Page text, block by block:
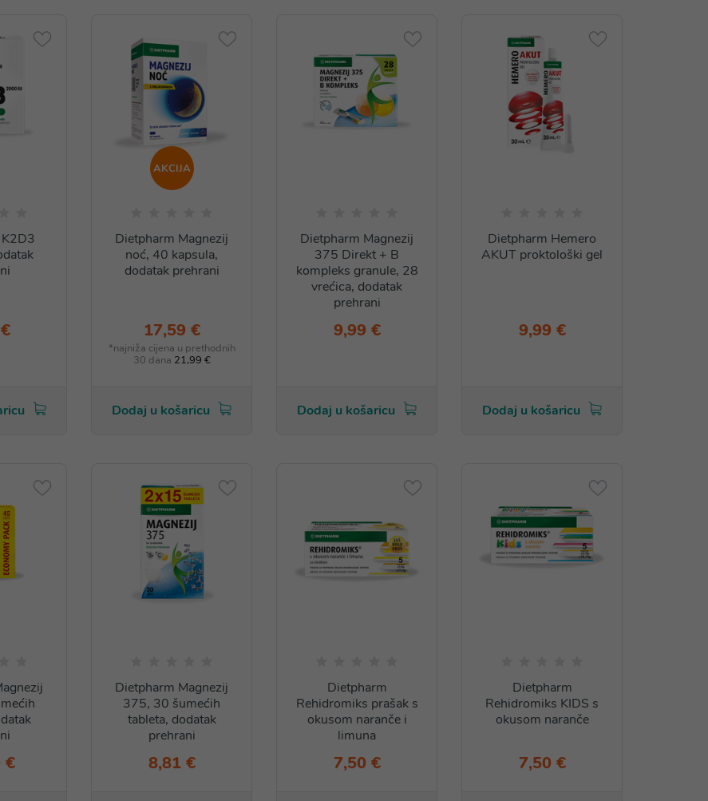
AKCIJA
Dietpharm Magnezij
noć, 40 kapsula,
dodatak prehrani
17,59 €
*najniža cijena u prethodnih
30 dana 21,99 €
Dodaj u košaricu
Dietpharm Magnezij
375 Direkt + B
kompleks granule, 28
vrećica, dodatak
prehrani
9,99 €
Dodaj u košaricu
Dietpharm Hemero
AKUT proktološki gel
9,99 €
Dodaj u košaricu
€
Dietpharm Magnezij
375, 30 šumećih
tableta, dodatak
prehrani
8,81 €
Dietpharm
Rehidromiks prašak s
okusom naranče i
limuna
7,50 €
Dietpharm
Rehidromiks KIDS s
okusom naranče
7,50 €